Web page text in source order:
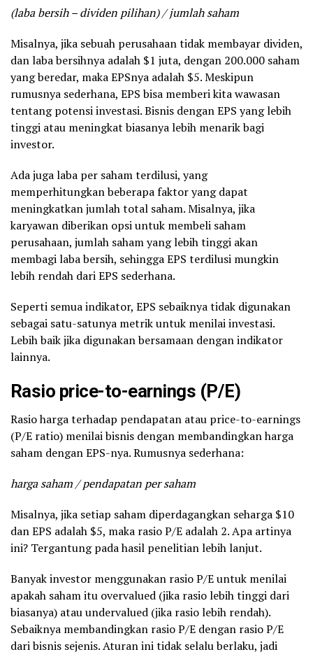
(laba bersih – dividen pilihan) / jumlah saham
Misalnya, jika sebuah perusahaan tidak membayar dividen,
dan laba bersihnya adalah $1 juta, dengan 200.000 saham
yang beredar, maka EPSnya adalah $5. Meskipun
rumusnya sederhana, EPS bisa memberi kita wawasan
tentang potensi investasi. Bisnis dengan EPS yang lebih
tinggi atau meningkat biasanya lebih menarik bagi
investor.
Ada juga laba per saham terdilusi, yang
memperhitungkan beberapa faktor yang dapat
meningkatkan jumlah total saham. Misalnya, jika
karyawan diberikan opsi untuk membeli saham
perusahaan, jumlah saham yang lebih tinggi akan
membagi laba bersih, sehingga EPS terdilusi mungkin
lebih rendah dari EPS sederhana.
Seperti semua indikator, EPS sebaiknya tidak digunakan
sebagai satu-satunya metrik untuk menilai investasi.
Lebih baik jika digunakan bersamaan dengan indikator
lainnya.
Rasio price-to-earnings (P/E)
Rasio harga terhadap pendapatan atau price-to-earnings
(P/E ratio) menilai bisnis dengan membandingkan harga
saham dengan EPS-nya. Rumusnya sederhana:
harga saham / pendapatan per saham
Misalnya, jika setiap saham diperdagangkan seharga $10
dan EPS adalah $5, maka rasio P/E adalah 2. Apa artinya
ini? Tergantung pada hasil penelitian lebih lanjut.
Banyak investor menggunakan rasio P/E untuk menilai
apakah saham itu overvalued (jika rasio lebih tinggi dari
biasanya) atau undervalued (jika rasio lebih rendah).
Sebaiknya membandingkan rasio P/E dengan rasio P/E
dari bisnis sejenis. Aturan ini tidak selalu berlaku, jadi